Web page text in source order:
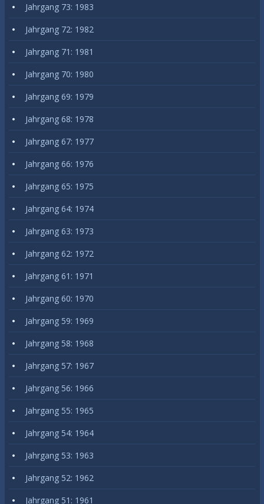
Jahrgang 73: 1983
Jahrgang 72: 1982
Jahrgang 71: 1981
Jahrgang 70: 1980
Jahrgang 69: 1979
Jahrgang 68: 1978
Jahrgang 67: 1977
Jahrgang 66: 1976
Jahrgang 65: 1975
Jahrgang 64: 1974
Jahrgang 63: 1973
Jahrgang 62: 1972
Jahrgang 61: 1971
Jahrgang 60: 1970
Jahrgang 59: 1969
Jahrgang 58: 1968
Jahrgang 57: 1967
Jahrgang 56: 1966
Jahrgang 55: 1965
Jahrgang 54: 1964
Jahrgang 53: 1963
Jahrgang 52: 1962
Jahrgang 51: 1961